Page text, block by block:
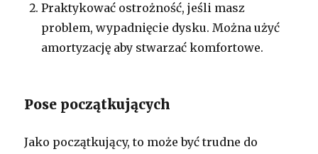
Praktykować ostrożność, jeśli masz
problem, wypadnięcie dysku. Można użyć
amortyzację aby stwarzać komfortowe.
Pose początkujących
Jako początkujący, to może być trudne do